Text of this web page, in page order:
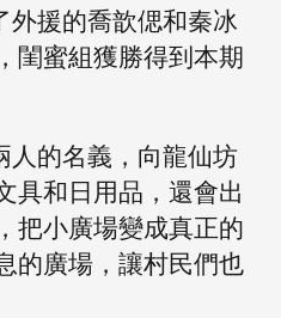
外援的喬歆偲和秦冰
閨蜜組獲勝得到本期
人的名義，向龍仙坊
具和日用品，還會出
把小廣場變成真正的
的廣場，讓村民們也